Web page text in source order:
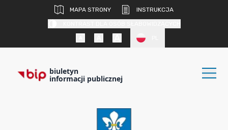
MAPA STRONY
INSTRUKCJA
biuletyn
informacji publicznej